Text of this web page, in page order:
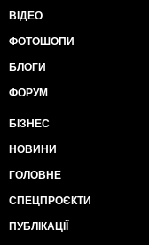
ВІДЕО
ФОТОШОПИ
БЛОГИ
ФОРУМ
БІЗНЕС
НОВИНИ
ГОЛОВНЕ
СПЕЦПРОЄКТИ
ПУБЛІКАЦІЇ